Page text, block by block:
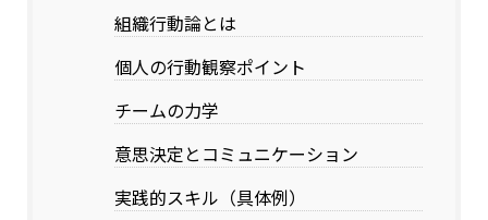
組織行動論とは
個人の行動観察ポイント
チームの力学
意思決定とコミュニケーション
実践的スキル（具体例）